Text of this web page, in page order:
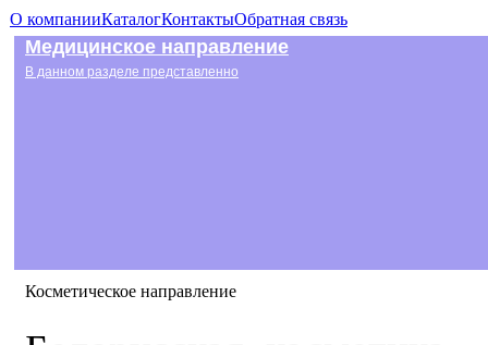
О компанииКаталогКонтактыОбратная связь
Медицинское направление
В данном разделе представленно
Косметическое направление